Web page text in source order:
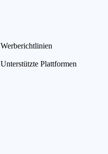
Werberichtlinien
Unterstützte Plattformen